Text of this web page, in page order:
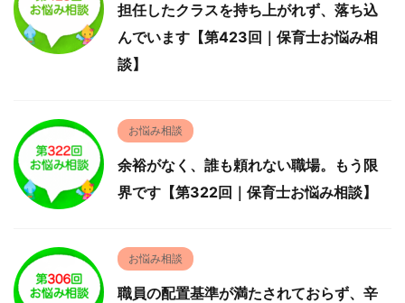
担任したクラスを持ち上がれず、落ち込
んでいます【第423回｜保育士お悩み相
談】
お悩み相談
余裕がなく、誰も頼れない職場。もう限
界です【第322回｜保育士お悩み相談】
お悩み相談
職員の配置基準が満たされておらず、辛